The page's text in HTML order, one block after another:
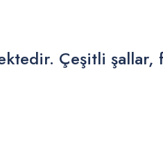
Çeşitli şallar,